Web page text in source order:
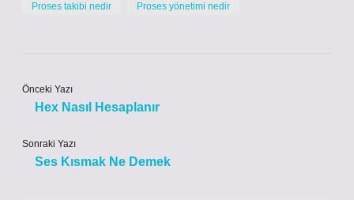
Proses takibi nedir Proses yönetimi nedir
Önceki Yazı
Hex Nasıl Hesaplanır
Sonraki Yazı
Ses Kısmak Ne Demek